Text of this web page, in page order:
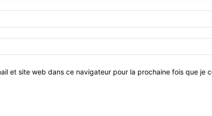
et site web dans ce navigateur pour la prochaine fois que je